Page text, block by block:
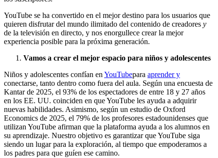
YouTube se ha convertido en el mejor destino para los usuarios que
quieren disfrutar del mundo ilimitado del contenido de creadores y
de la televisión en directo, y nos enorgullece crear la mejor
experiencia posible para la próxima generación.
Vamos a crear el mejor espacio para niños y adolescentes
Niños y adolescentes confían en YouTubepara aprender y
conectarse, tanto dentro como fuera del aula. Según una encuesta de
Kantar de 2025, el 93% de los espectadores de entre 18 y 27 años
en los EE. UU. coinciden en que YouTube les ayuda a adquirir
nuevas habilidades. Asimismo, según un estudio de Oxford
Economics de 2025, el 79% de los profesores estadounidenses que
utilizan YouTube afirman que la plataforma ayuda a los alumnos en
su aprendizaje. Nuestro objetivo es garantizar que YouTube siga
siendo un lugar para la exploración, al tiempo que empoderamos a
los padres para que guíen ese camino.